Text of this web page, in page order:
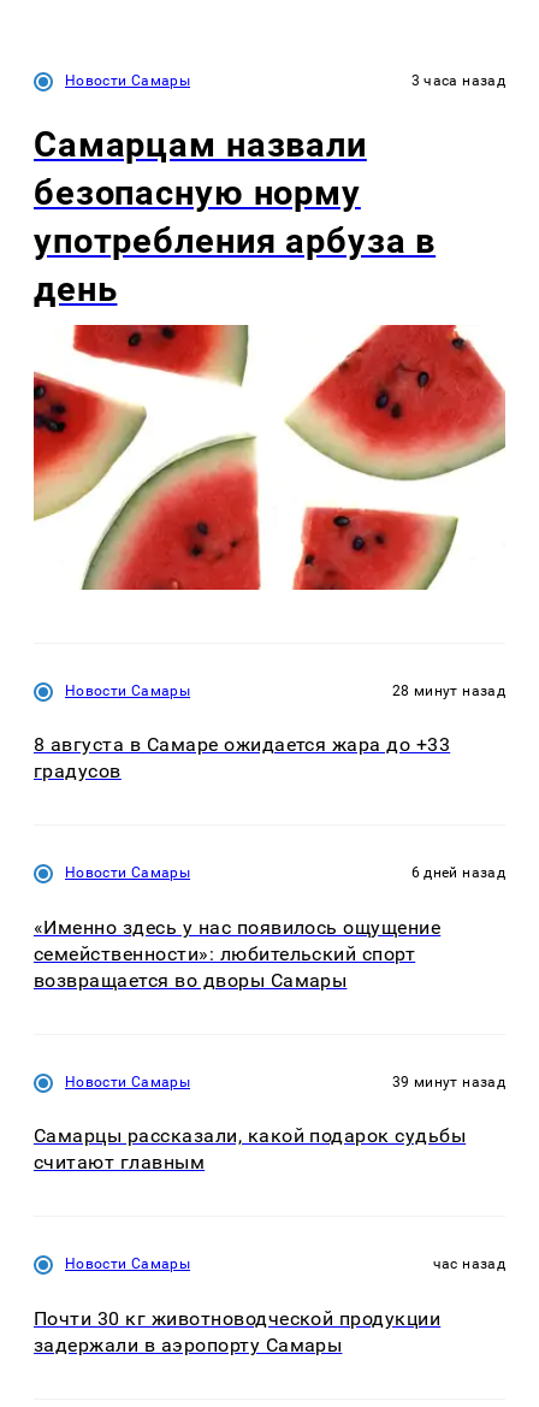
Новости Самары 3 часа назад
Самарцам назвали
безопасную норму
употребления арбуза в
день
Новости Самары 28 минут назад
8 августа в Самаре ожидается жара до +33
градусов
Новости Самары 6 дней назад
«Именно здесь у нас появилось ощущение
семейственности»: любительский спорт
возвращается во дворы Самары
Новости Самары 39 минут назад
Самарцы рассказали, какой подарок судьбы
считают главным
Новости Самары час назад
Почти 30 кг животноводческой продукции
задержали в аэропорту Самары